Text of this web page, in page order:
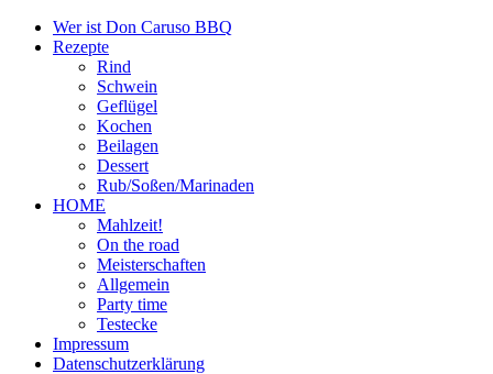
Wer ist Don Caruso BBQ
Rezepte
Rind
Schwein
Geflügel
Kochen
Beilagen
Dessert
Rub/Soßen/Marinaden
HOME
Mahlzeit!
On the road
Meisterschaften
Allgemein
Party time
Testecke
Impressum
Datenschutzerklärung